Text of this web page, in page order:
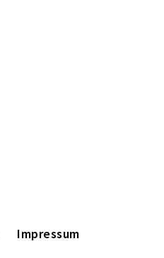
Impressum